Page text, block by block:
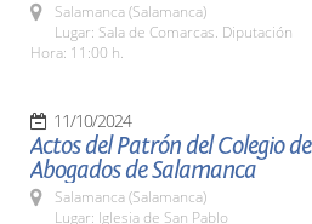
Salamanca (Salamanca)
Lugar: Sala de Comarcas. Diputación
Hora: 11:00 h.
11/10/2024
Actos del Patrón del Colegio de
Abogados de Salamanca
Salamanca (Salamanca)
Lugar: Iglesia de San Pablo